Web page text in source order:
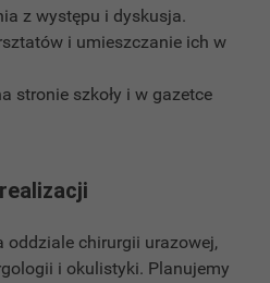
z występu i dyskusja.
i umieszczanie ich w
stronie szkoły i w gazetce
oddziale chirurgii urazowej,
i okulistyki. Planujemy